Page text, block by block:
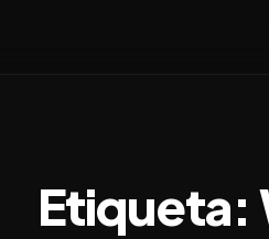
Etiqueta: